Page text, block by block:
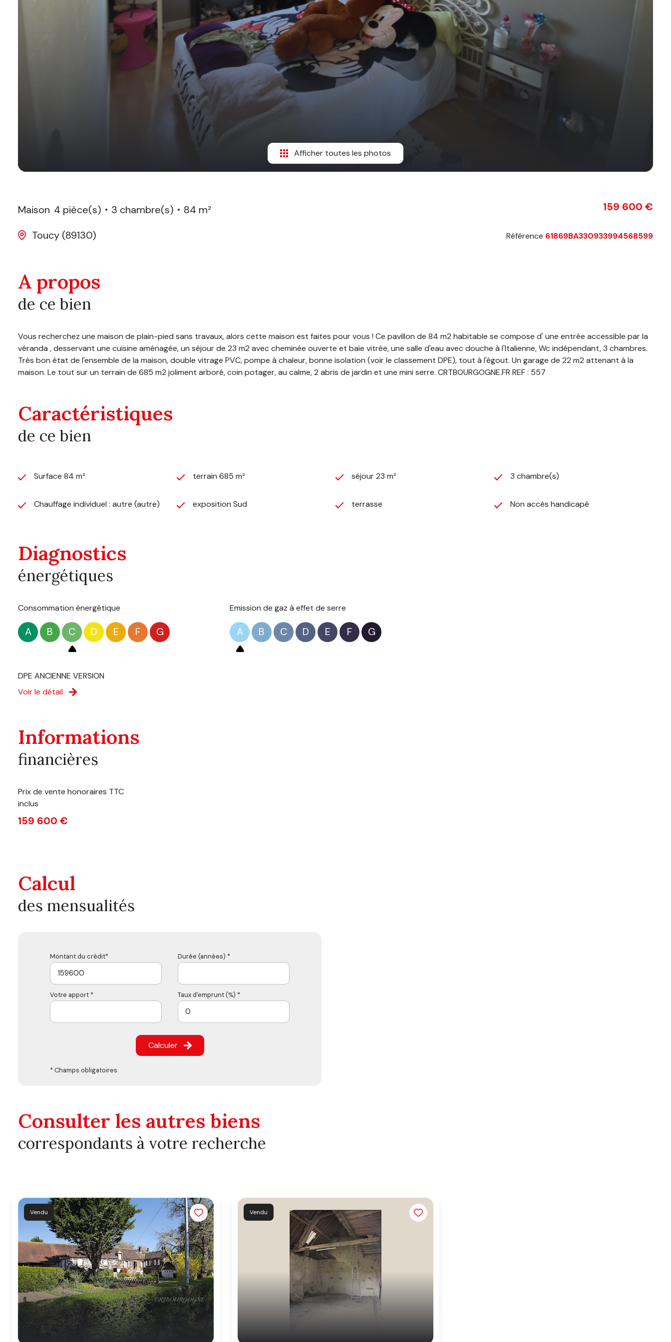
Afficher toutes les photos
Maison 4 pièce(s) 3 chambre(s)
84 m²
Toucy (89130)
159 600 €
Référence 61869BA330933994568599
A propos
de ce bien
Vous recherchez une maison de plain-pied sans travaux, alors cette maison est faites pour vous ! Ce pavillon de 84 m2 habitable se compose d' une entrée accessible par la
véranda , desservant une cuisine aménagée, un séjour de 23 m2 avec cheminée ouverte et baie vitrée, une salle d'eau avec douche à l'Italienne, Wc indépendant, 3 chambres.
Très bon état de l'ensemble de la maison, double vitrage PVC, pompe à chaleur, bonne isolation (voir le classement DPE), tout à l'égout. Un garage de 22 m2 attenant à la
maison. Le tout sur un terrain de 685 m2 joliment arboré, coin potager, au calme, 2 abris de jardin et une mini serre. CRTBOURGOGNE.FR REF : 557
Caractéristiques
de ce bien
Surface 84 m² terrain 685 m² séjour 23 m² 3 chambre(s)
Chauffage individuel : autre (autre) exposition Sud terrasse Non accès handicapé
Diagnostics
énergétiques
Consommation énergétique
A B C D E F G
Emission de gaz à effet de serre
A B C D E F G
DPE ANCIENNE VERSION
Voir le détail
Informations
financières
Prix de vente honoraires TTC
inclus
159 600 €
Calcul
des mensualités
Montant du crédit* Durée (années) *
Votre apport * Taux d'emprunt (%) *
Calculer
* Champs obligatoires
Consulter les autres biens
correspondants à votre recherche
Vendu Vendu